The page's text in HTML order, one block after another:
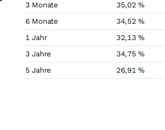
3 Monate
35,02 %
6 Monate
34,52 %
1 Jahr
32,13 %
3 Jahre
34,75 %
5 Jahre
26,91 %